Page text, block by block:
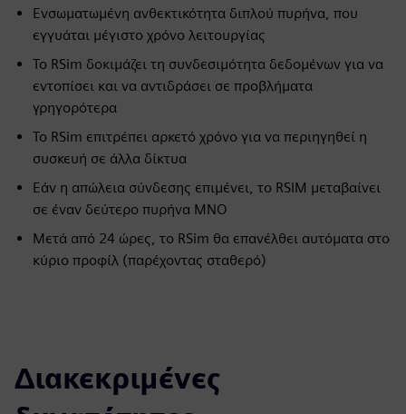
Ενσωματωμένη ανθεκτικότητα διπλού πυρήνα, που
εγγυάται μέγιστο χρόνο λειτουργίας
Το RSim δοκιμάζει τη συνδεσιμότητα δεδομένων για να
εντοπίσει και να αντιδράσει σε προβλήματα
γρηγορότερα
Το RSim επιτρέπει αρκετό χρόνο για να περιηγηθεί η
συσκευή σε άλλα δίκτυα
Εάν η απώλεια σύνδεσης επιμένει, το RSIM μεταβαίνει
σε έναν δεύτερο πυρήνα MNO
Μετά από 24 ώρες, το RSim θα επανέλθει αυτόματα στο
κύριο προφίλ (παρέχοντας σταθερό)
Διακεκριμένες